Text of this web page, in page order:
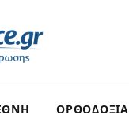
ΟΡΘΟΔΟΞΙΑ